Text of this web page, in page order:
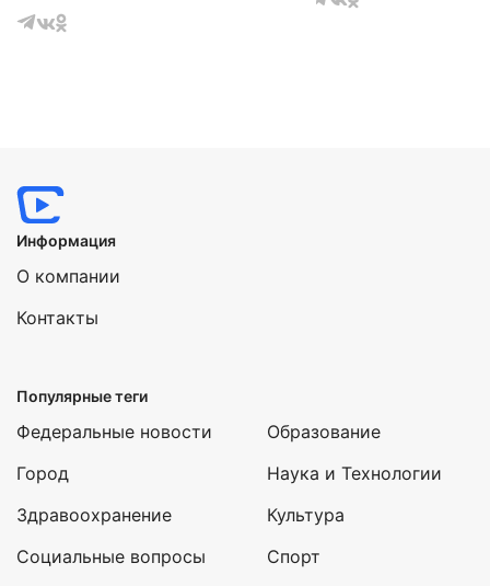
Информация
О компании
Контакты
Популярные теги
Федеральные новости
Город
Здравоохранение
Социальные вопросы
Образование
Наука и Технологии
Культура
Спорт